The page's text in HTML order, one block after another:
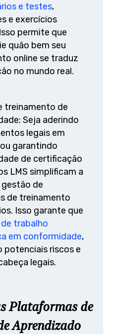
e testes,
e exercícios
permite que
quão bem seu
online se traduz
no mundo real.
treinamento de
Seja aderindo
legais em
garantindo
de certificação
LMS simplificam a
de
de treinamento
Isso garante que
trabalho
em conformidade,
potenciais riscos e
legais.
Plataformas de
Aprendizado